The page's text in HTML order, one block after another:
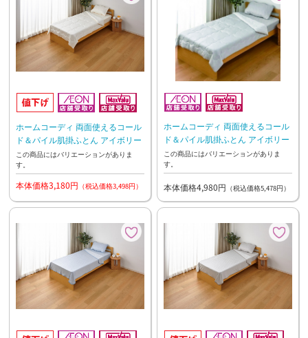
ホームコーディ 両面使えるコール
ド＆パイル肌掛ふとん アイボリー
この商品にはバリエーションがありま
す。
本体価格3,180円 （税込価格3,498円）
ホームコーディ 両面使えるコール
ド＆パイル肌掛ふとん アイボリー
この商品にはバリエーションがありま
す。
本体価格4,980円 （税込価格5,478円）